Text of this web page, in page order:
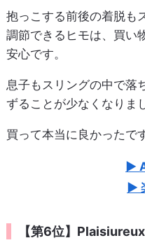
抱っこする前後の着脱も
調節できるヒモは、買い
安心です。
息子もスリングの中で落
ずることが少なくなりま
買って本当に良かったで
【第6位】